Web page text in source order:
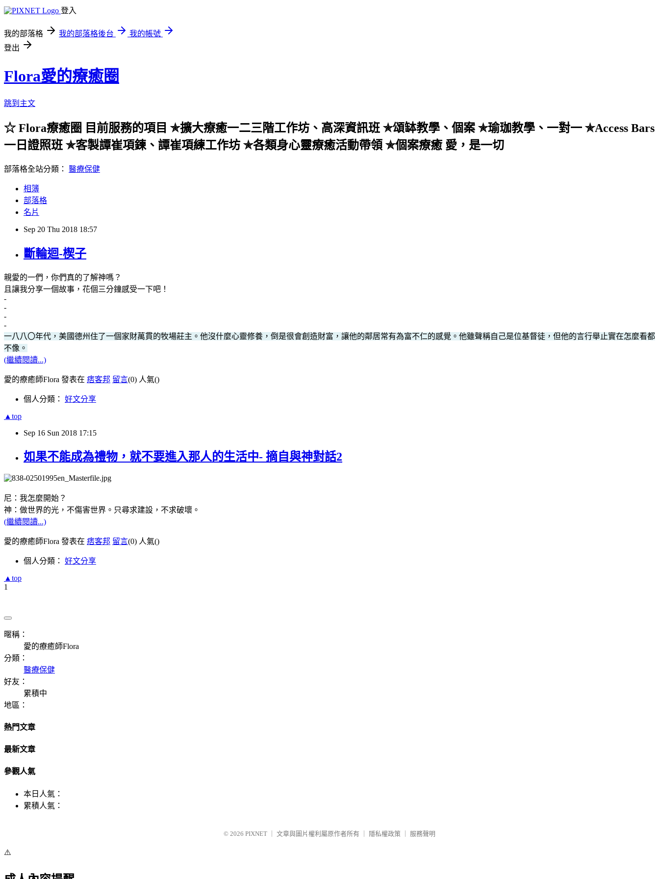
登入
我的部落格 我的部落格後台
我的帳號
登出
Flora愛的療癒圈
跳到主文
☆ Flora療癒圈 目前服務的項目 ✯擴大療癒一二三階工作坊、高深資訊班 ✯頌缽教學、個案 ✯瑜珈教學、一對一 ✯Access Bars
一日證照班 ✯客製譚崔項鍊、譚崔項練工作坊 ✯各類身心靈療癒活動帶領 ✯個案療癒 愛，是一切
部落格全站分類： 醫療保健
相簿
部落格
名片
Sep 20 Thu 2018 18:57
斷輪迴-楔子
親愛的一們，你們真的了解神嗎？
且讓我分享一個故事，花個三分鐘感受一下吧！
-
-
-
-
一八八〇年代，美國德州住了一個家財萬貫的牧場莊主。他沒什麼心靈修養，倒是很會創造財富，讓他的鄰居常有為富不仁的感覺。他雖聲稱自己是位基督徒，但他的言行舉止實在怎麼看都
不像。
(繼續閱讀...)
愛的療癒師Flora 發表在 痞客邦 留言(0) 人氣()
個人分類： 好文分享
▲top
Sep 16 Sun 2018 17:15
如果不能成為禮物，就不要進入那人的生活中- 摘自與神對話2
尼：我怎麼開始？
神：做世界的光，不傷害世界。只尋求建設，不求破壞。
(繼續閱讀...)
愛的療癒師Flora 發表在 痞客邦 留言(0) 人氣()
個人分類： 好文分享
▲top
1
暱稱：
愛的療癒師Flora
分類：
醫療保健
好友：
累積中
地區：
熱門文章
最新文章
參觀人氣
本日人氣：
累積人氣：
© 2026 PIXNET 文章與圖片權利屬原作者所有 隱私權政策 服務聲明
⚠️